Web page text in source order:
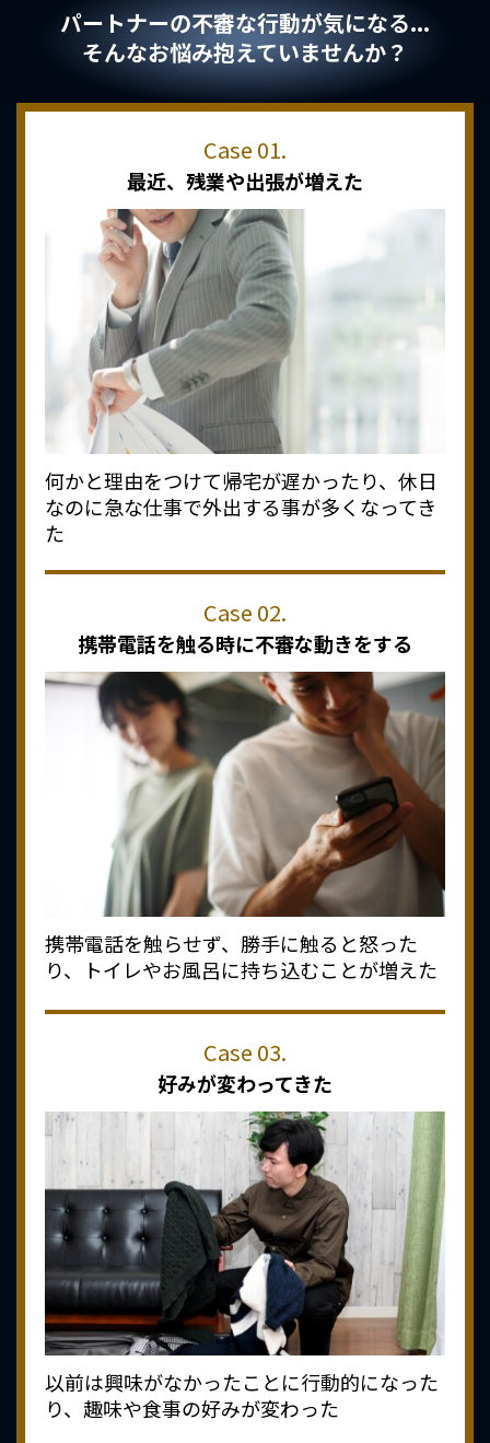
パートナーの不審な行動が気になる...
そんなお悩み抱えていませんか？
最近、 残業や出張が増えた
何かと理由をつけて帰宅が遅かったり、休日
なのに急な仕事で外出する事が多くなってき
た
携帯電話を触る時に不審な動きをする
携帯電話を触らせず、勝手に触ると怒った
り、トイレやお風呂に持ち込むことが増えた
好みが変わってきた
以前は興味がなかったことに行動的になった
り、趣味や食事の好みが変わった